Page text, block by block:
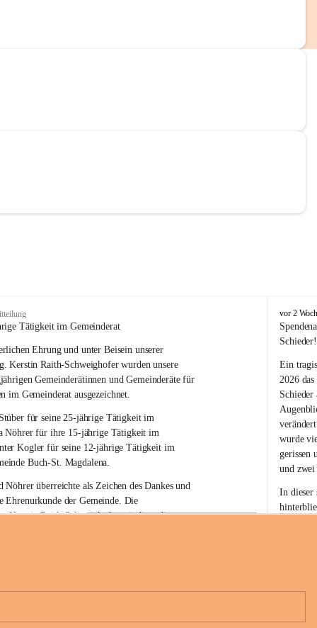
Tätigkeit im Gemeinderat
Ehrung und unter Beisein unserer
Kerstin Raith-Schweighofer wurden unsere
Gemeinderätinnen und Gemeinderäte für
im Gemeinderat ausgezeichnet.
für seine 25-jährige Tätigkeit im
Nöhrer für ihre 15-jährige Tätigkeit im
Kogler für seine 12-jährige Tätigkeit im
Buch-St. Magdalena.
Nöhrer überreichte als Zeichen des Dankes und
Ehrenurkunde der Gemeinde. Die
Kerstin Raith-Schweighofer würdigte die
+6
B
u
c
-
S
t
.
M
a
g
d
a
e
n
a
vor 2
Schieder!
Ein
2026
wurde
gerissen
und
In dieser